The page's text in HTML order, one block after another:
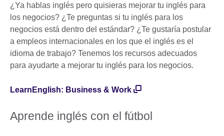
¿Ya hablas inglés pero quisieras mejorar tu inglés para
los negocios? ¿Te preguntas si tu inglés para los
negocios está dentro del estándar? ¿Te gustaría postular
a empleos internacionales en los que el inglés es el
idioma de trabajo? Tenemos los recursos adecuados
para ayudarte a mejorar tu inglés para los negocios.
LearnEnglish: Business & Work
Aprende inglés con el fútbol